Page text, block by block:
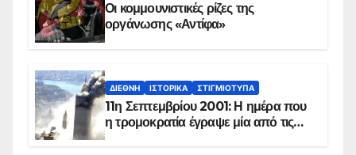
Οι κομμουνιστικές ρίζες της
οργάνωσης «Αντίφα»
ΔΙΕΘΝΉ ΙΣΤΟΡΙΚΆ ΣΤΙΓΜΙΌΤΥΠΑ
11η Σεπτεμβρίου 2001: Η ημέρα που
η τρομοκρατία έγραψε μία από τις